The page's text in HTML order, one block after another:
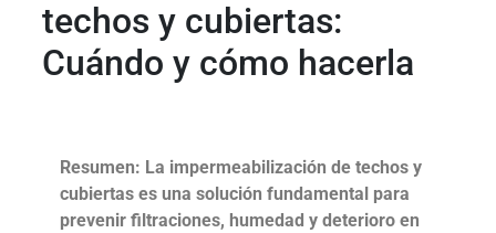
techos y cubiertas:
Cuándo y cómo hacerla
Resumen: La impermeabilización de techos y
cubiertas es una solución fundamental para
prevenir filtraciones, humedad y deterioro en